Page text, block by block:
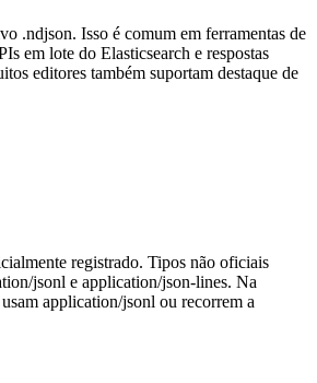
.ndjson. Isso é comum em ferramentas de
em lote do Elasticsearch e respostas
editores também suportam destaque de
registrado. Tipos não oficiais
jsonl e application/json-lines. Na
application/jsonl ou recorrem a